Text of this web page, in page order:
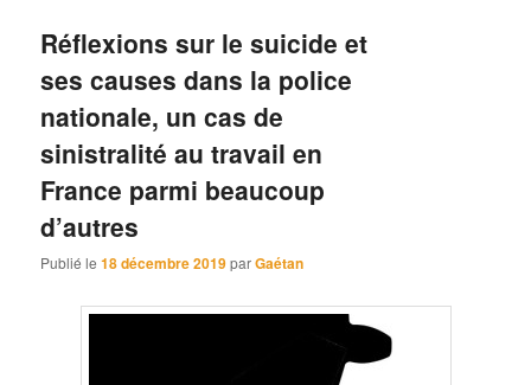
Réflexions sur le suicide et
ses causes dans la police
nationale, un cas de
sinistralité au travail en
France parmi beaucoup
d’autres
Publié le18 décembre 2019parGaétan